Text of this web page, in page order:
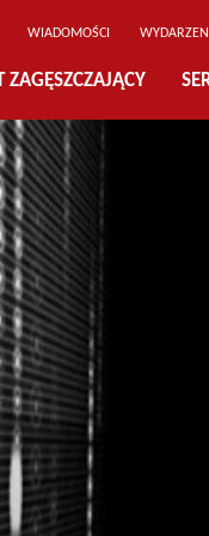
WIADOMOŚCI
ZAGĘSZCZAJĄCY